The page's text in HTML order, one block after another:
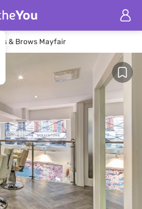
& Brows Mayfair